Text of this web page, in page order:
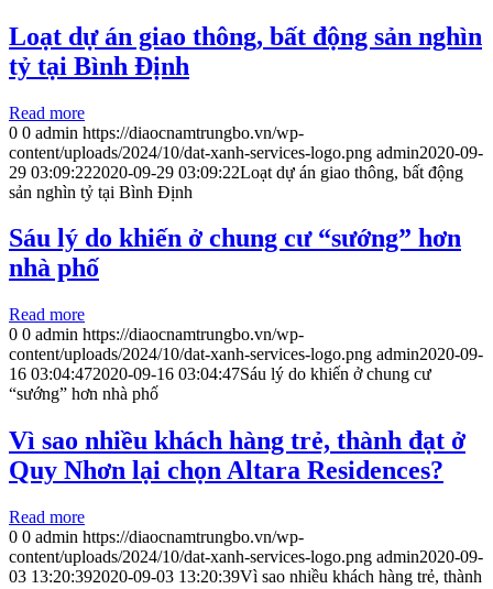
Loạt dự án giao thông, bất động sản nghìn
tỷ tại Bình Định
Read more
0 0 admin https://diaocnamtrungbo.vn/wp-
content/uploads/2024/10/dat-xanh-services-logo.png admin2020-09-
29 03:09:222020-09-29 03:09:22Loạt dự án giao thông, bất động
sản nghìn tỷ tại Bình Định
Sáu lý do khiến ở chung cư “sướng” hơn
nhà phố
Read more
0 0 admin https://diaocnamtrungbo.vn/wp-
content/uploads/2024/10/dat-xanh-services-logo.png admin2020-09-
16 03:04:472020-09-16 03:04:47Sáu lý do khiến ở chung cư
“sướng” hơn nhà phố
Vì sao nhiều khách hàng trẻ, thành đạt ở
Quy Nhơn lại chọn Altara Residences?
Read more
0 0 admin https://diaocnamtrungbo.vn/wp-
content/uploads/2024/10/dat-xanh-services-logo.png admin2020-09-
03 13:20:392020-09-03 13:20:39Vì sao nhiều khách hàng trẻ, thành